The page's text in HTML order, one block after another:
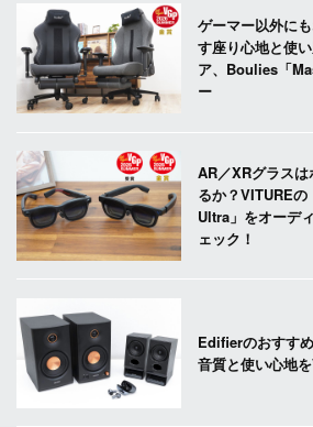
ゲーマー以外に
す座り心地と使
ア、Boulies「
ー
AR／XRグラス
るか？VITURE
Ultra」をオーデ
ェック！
Edifierのおすす
音質と使い心地